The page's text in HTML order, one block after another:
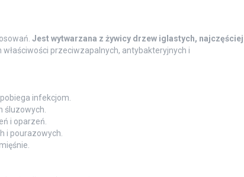
Jest wytwarzana z żywicy drzew iglastych, najczęściej
przeciwzapalnych, antybakteryjnych i
infekcjom.
śluzowych.
i oparzeń.
i pourazowych.